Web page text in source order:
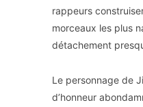
rappeurs
morceaux les plus
détachement
Le personnage de
d’honneur